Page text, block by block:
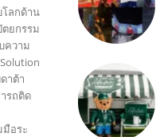
โลกด้าน
ตยกรรม
ความ
าต้า
รถติด
มือระ